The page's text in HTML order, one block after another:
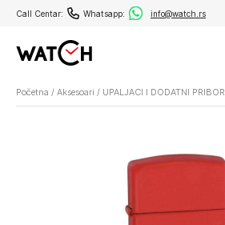
Call Centar: Whatsapp: info@watch.rs
Početna / Aksesoari / UPALJACI I DODATNI PRIBOR